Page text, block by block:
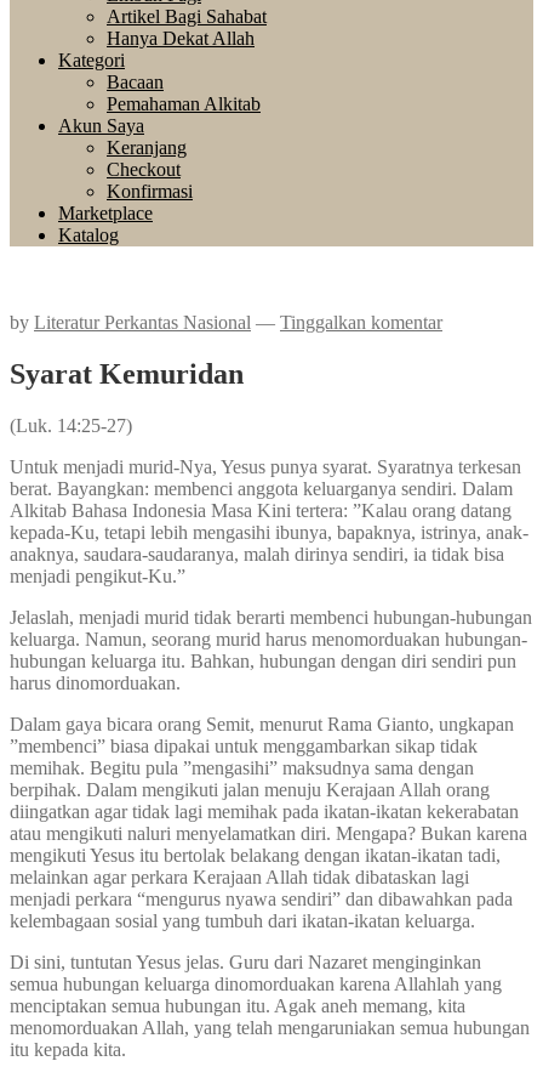
Artikel Bagi Sahabat
Hanya Dekat Allah
Kategori
Bacaan
Pemahaman Alkitab
Akun Saya
Keranjang
Checkout
Konfirmasi
Marketplace
Katalog
by Literatur Perkantas Nasional — Tinggalkan komentar
Syarat Kemuridan
(Luk. 14:25-27)
Untuk menjadi murid-Nya, Yesus punya syarat. Syaratnya terkesan
berat. Bayangkan: membenci anggota keluarganya sendiri. Dalam
Alkitab Bahasa Indonesia Masa Kini tertera: ”Kalau orang datang
kepada-Ku, tetapi lebih mengasihi ibunya, bapaknya, istrinya, anak-
anaknya, saudara-saudaranya, malah dirinya sendiri, ia tidak bisa
menjadi pengikut-Ku.”
Jelaslah, menjadi murid tidak berarti membenci hubungan-hubungan
keluarga. Namun, seorang murid harus menomorduakan hubungan-
hubungan keluarga itu. Bahkan, hubungan dengan diri sendiri pun
harus dinomorduakan.
Dalam gaya bicara orang Semit, menurut Rama Gianto, ungkapan
”membenci” biasa dipakai untuk menggambarkan sikap tidak
memihak. Begitu pula ”mengasihi” maksudnya sama dengan
berpihak. Dalam mengikuti jalan menuju Kerajaan Allah orang
diingatkan agar tidak lagi memihak pada ikatan-ikatan kekerabatan
atau mengikuti naluri menyelamatkan diri. Mengapa? Bukan karena
mengikuti Yesus itu bertolak belakang dengan ikatan-ikatan tadi,
melainkan agar perkara Kerajaan Allah tidak dibataskan lagi
menjadi perkara “mengurus nyawa sendiri” dan dibawahkan pada
kelembagaan sosial yang tumbuh dari ikatan-ikatan keluarga.
Di sini, tuntutan Yesus jelas. Guru dari Nazaret menginginkan
semua hubungan keluarga dinomorduakan karena Allahlah yang
menciptakan semua hubungan itu. Agak aneh memang, kita
menomorduakan Allah, yang telah mengaruniakan semua hubungan
itu kepada kita.